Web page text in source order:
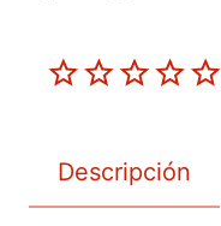
Descripción